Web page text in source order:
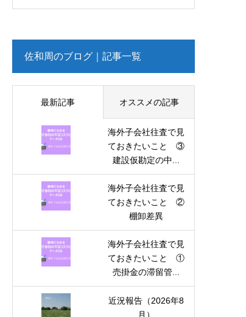
佐和周のブログ｜記事一覧
最新記事 オススメの記事
海外子会社往査で見
ておきたいこと ③
建設仮勘定の中...
海外子会社往査で見
ておきたいこと ②
棚卸差異
海外子会社往査で見
ておきたいこと ①
売掛金の滞留管...
近況報告（2026年8
月）